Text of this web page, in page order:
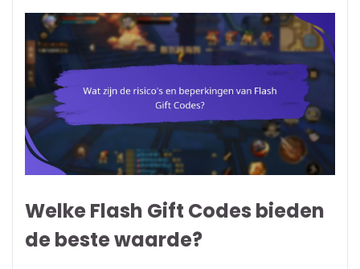
Welke Flash Gift Codes bieden
de beste waarde?